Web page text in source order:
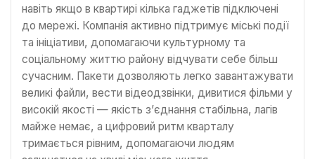
навіть якщо в квартирі кілька гаджетів підключені
до мережі. Компанія активно підтримує міські події
та ініціативи, допомагаючи культурному та
соціальному життю району відчувати себе більш
сучасним. Пакети дозволяють легко завантажувати
великі файли, вести відеодзвінки, дивитися фільми у
високій якості — якість з’єднання стабільна, лагів
майже немає, а цифровий ритм кварталу
тримається рівним, допомагаючи людям